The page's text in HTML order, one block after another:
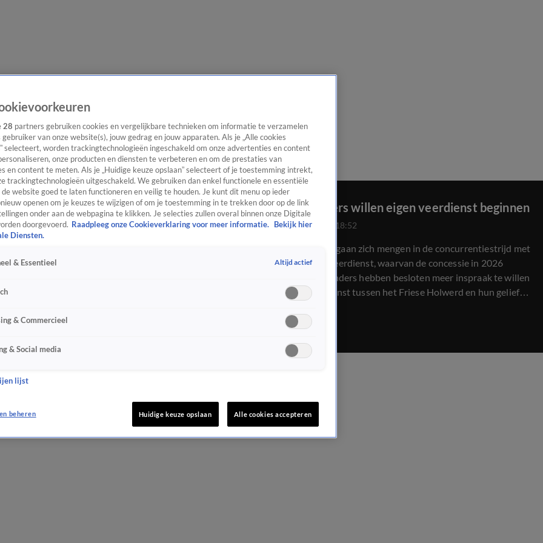
PanelContact
Amelanders willen eigen veerdienst beginnen
26 juni 2025, 18:52
Amelanders gaan zich mengen in de concurrentiestrijd met
de huidige veerdienst, waarvan de concessie in 2026
afloopt. Eilanders hebben besloten meer inspraak te willen
in de veerdienst tussen het Friese Holwerd en hun geliefde
erachter te komen waarom die inspraak zo belangrijk is
28 partners gebruiken cookies en vergelijkbare technieken om informatie te verzamelen
gebruiker van onze website(s), jouw gedrag en jouw apparaten. Als je „Alle cookies
selecteert, worden trackingtechnologieën ingeschakeld om onze advertenties en content
onze producten en diensten te verbeteren en om de prestaties van
en content te meten. Als je „Huidige keuze opslaan” selecteert of je toestemming intrekt,
trackingtechnologieën uitgeschakeld. We gebruiken dan enkel functionele en essentiële
de website goed te laten functioneren en veilig te houden. Je kunt dit menu op ieder
openen om je keuzes te wijzigen of om je toestemming in te trekken door op de link
onder aan de webpagina te klikken. Je selecties zullen overal binnen onze Digitale
doorgevoerd. Raadpleeg onze Cookieverklaring voor meer informatie.
Bekijk hier
Diensten.
& Essentieel Altijd actief
& Commercieel
& Social media
lijst
beheren Huidige keuze opslaan Alle cookies accepteren